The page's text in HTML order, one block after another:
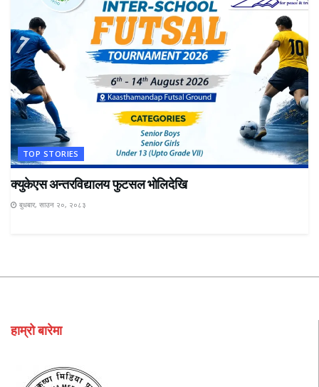
TOP STORIES
क्युकेएस अन्तरविद्यालय फुटसल भोलिदेखि
बुधबार, साउन २०, २०८३
हाम्रो बारेमा